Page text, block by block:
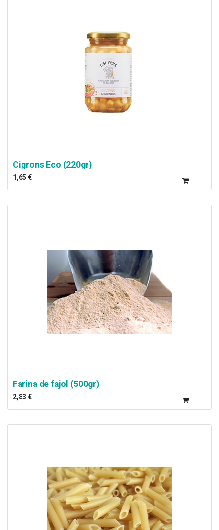
Cigrons Eco (220gr)
1,65 €
Farina de fajol (500gr)
2,83 €